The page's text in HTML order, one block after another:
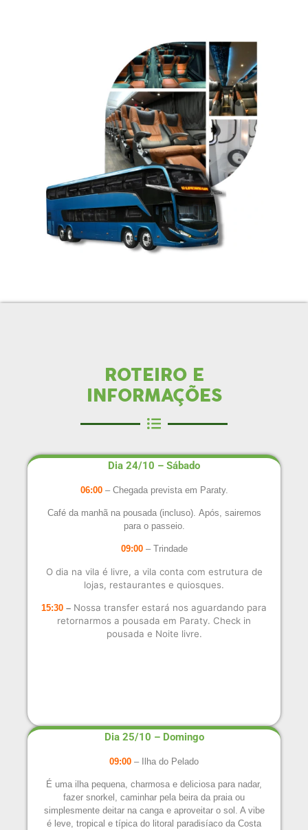
ROTEIRO E
INFORMAÇÕES
Dia 24/10 – Sábado
06:00 – Chegada prevista em Paraty.
Café da manhã na pousada (incluso). Após, sairemos
para o passeio.
09:00 – Trindade
O dia na vila é livre, a vila conta com estrutura de
lojas, restaurantes e quiosques.
15:30 – Nossa transfer estará nos aguardando para
retornarmos a pousada em Paraty. Check in
pousada e Noite livre.
Dia 25/10 – Domingo
09:00 – Ilha do Pelado
É uma ilha pequena, charmosa e deliciosa para nadar,
fazer snorkel, caminhar pela beira da praia ou
simplesmente deitar na canga e aproveitar o sol. A vibe
é leve, tropical e típica do litoral paradisíaco da Costa